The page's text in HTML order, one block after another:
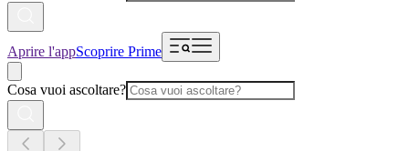
Aprire l'appScoprire Prime
Cosa vuoi ascoltare?